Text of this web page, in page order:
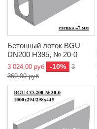
Бетонный лоток BGU
DN200 H395, № 20-0
3 024,00 руб -10%
3
360,00 руб